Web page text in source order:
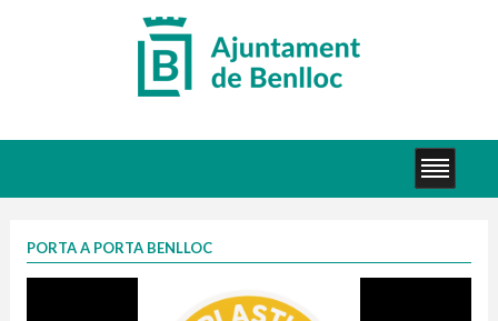
PORTA A PORTA BENLLOC